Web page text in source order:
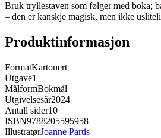
Bruk tryllestaven som følger med boka;
– den er kanskje magisk, men ikke
Produktinformasjon
FormatKartonert
Utgave1
MålformBokmål
Utgivelsesår2024
Antall sider10
ISBN9788205595958
IllustratørJoanne Partis